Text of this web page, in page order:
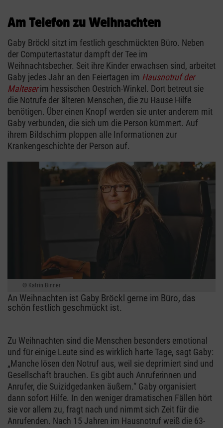
Am Telefon zu Weihnachten
Gaby Bröckl sitzt im festlich geschmückten Büro. Neben
der Computertastatur dampft der Tee im
Weihnachtsbecher. Seit ihre Kinder erwachsen sind, arbeitet
Gaby jedes Jahr an den Feiertagen im Hausnotruf der
Malteserim hessischen Oestrich-Winkel. Dort betreut sie
die Notrufe der älteren Menschen, die zu Hause Hilfe
benötigen. Über einen Knopf werden sie unter anderem mit
Gaby verbunden, die sich um die Person kümmert. Auf
ihrem Bildschirm ploppen alle Informationen zur
Krankengeschichte der Person auf.
Katrin Binner
An Weihnachten ist Gaby Bröckl gerne im Büro, das
schön festlich geschmückt ist.
Zu Weihnachten sind die Menschen besonders emotional
und für einige Leute sind es wirklich harte Tage, sagt Gaby:
„Manche lösen den Notruf aus, weil sie deprimiert sind und
Gesellschaft brauchen. Es gibt auch Anruferinnen und
Anrufer, die Suizidgedanken äußern.“ Gaby organisiert
dann sofort Hilfe. In den weniger dramatischen Fällen hört
sie vor allem zu, fragt nach und nimmt sich Zeit für die
Anrufenden. Nach 15 Jahren im Hausnotruf weiß die 63-